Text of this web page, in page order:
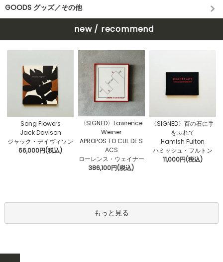
GOODS グッズ／その他
new / recommend
Song Flowers
Jack Davison
ジャック・デイヴィソン
66,000円(税込)
〈SIGNED〉Lawrence
Weiner
APROPOS TO CUL DE S
ACS
ローレンス・ウェイナー
386,100円(税込)
〈SIGNED〉百の石に手
をふれて
Hamish Fulton
ハミッシュ・フルトン
11,000円(税込)
もっと見る